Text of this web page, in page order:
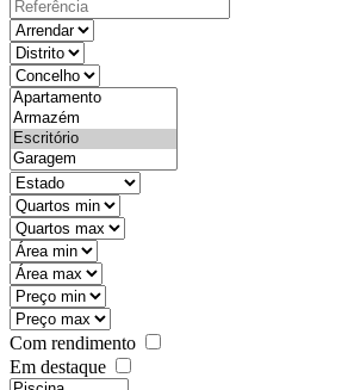
objective
districtId
countyId
types
state
mintypo
maxtypo
minarea
maxarea
minprice
maxprice
Com rendimento
Em destaque